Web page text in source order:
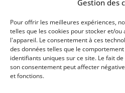
Gestion des
Pour offrir les meilleures expériences,
telles que les cookies pour stocker et/
l'appareil. Le consentement à ces
des données telles que le
identifiants uniques sur ce site. Le fait
son consentement peut affecter
et fonctions.